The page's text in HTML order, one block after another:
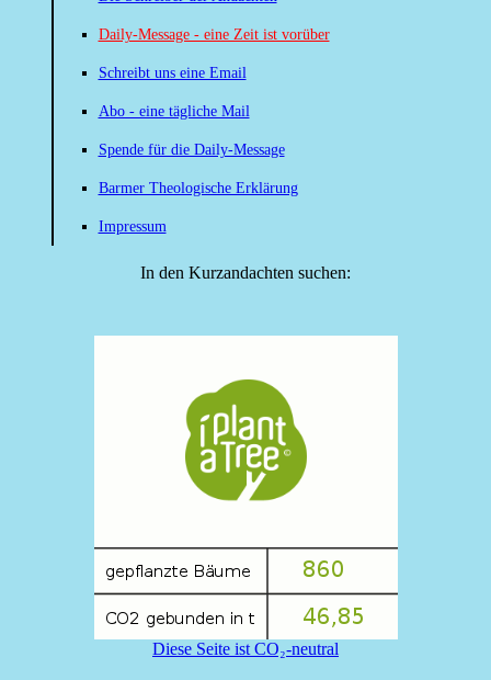
Daily-Message - eine Zeit ist vorüber
Schreibt uns eine Email
Abo - eine tägliche Mail
Spende für die Daily-Message
Barmer Theologische Erklärung
Impressum
In den Kurzandachten suchen:
Diese Seite ist CO₂-neutral